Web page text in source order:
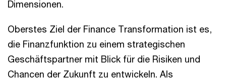
Dimensionen.
Oberstes Ziel der Finance Transformation ist es,
die Finanzfunktion zu einem strategischen
Geschäftspartner mit Blick für die Risiken und
Chancen der Zukunft zu entwickeln. Als